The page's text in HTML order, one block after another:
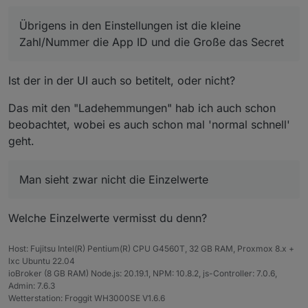
weiter und läuft einwandfrei durch.
@apollon77 helfen?
Übrigens in den Einstellungen ist die kleine
Zahl/Nummer die App ID und die Große das Secret.
Bosswerk MI-300 überwachen. Man sieht zwar nicht
die Einzelwerte, aber der Gesamtwert stimmt!
Vielen Dank für deine Mühe!
Übrigens in den Einstellungen ist die kleine
Zahl/Nummer die App ID und die Große das Secret
Ist der in der UI auch so betitelt, oder nicht?
Das mit den "Ladehemmungen" hab ich auch schon
beobachtet, wobei es auch schon mal 'normal schnell'
geht.
Man sieht zwar nicht die Einzelwerte
Welche Einzelwerte vermisst du denn?
Host: Fujitsu Intel(R) Pentium(R) CPU G4560T, 32 GB RAM, Proxmox 8.x +
lxc Ubuntu 22.04
ioBroker (8 GB RAM) Node.js: 20.19.1, NPM: 10.8.2, js-Controller: 7.0.6,
Admin: 7.6.3
Wetterstation: Froggit WH3000SE V1.6.6